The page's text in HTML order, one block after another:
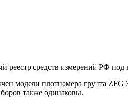
реестр средств измерений РФ под
модели плотномера грунта
также одинаковы.